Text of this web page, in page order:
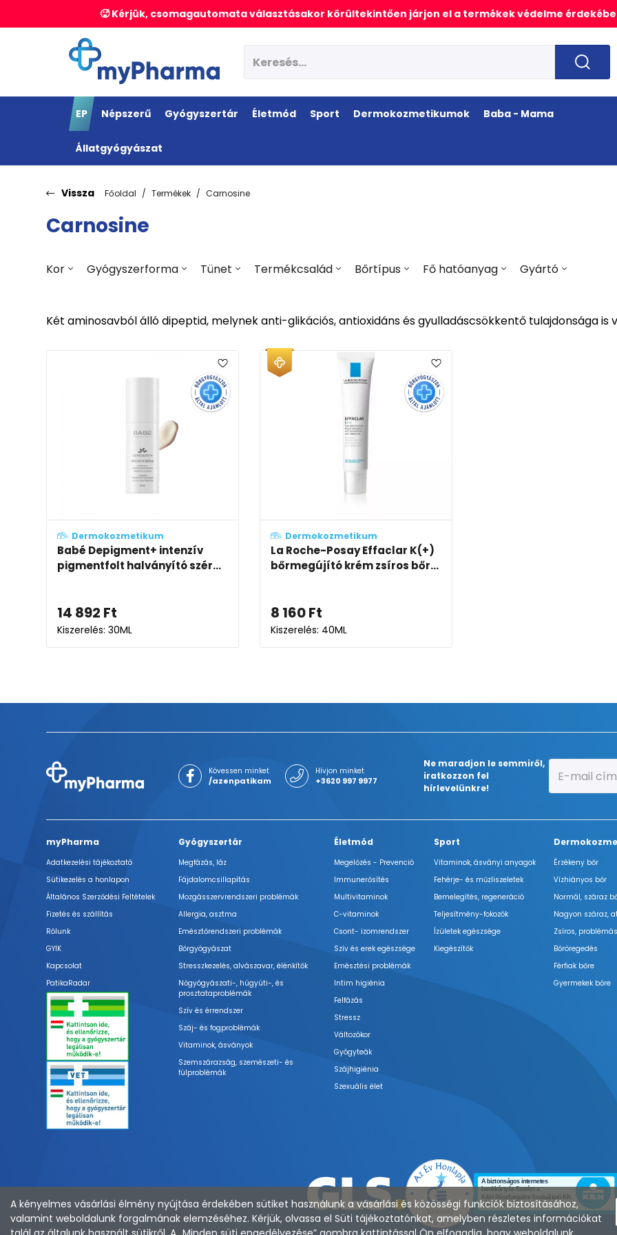
🥵 Kérjük, csomagautomata választásakor körültekintően járjon el a termékek védelme
EP Népszerű Gyógyszertár Életmód Sport Dermokozmetikumok Baba - Mama
Állatgyógyászat
Vissza Főoldal Termékek Carnosine
Carnosine
Kor Gyógyszerforma Tünet Termékcsalád Bőrtípus Fő hatóanyag Gyártó
Két aminosavból álló dipeptid, melynek anti-glikációs, antioxidáns és gyulladáscsökkentő tulajdonsága is
Dermokozmetikum
Babé Depigment+ intenzív
pigmentfolt halványító szér...
14 892 Ft
Kiszerelés: 30ML
Dermokozmetikum
La Roche-Posay Effaclar K(+)
bőrmegújító krém zsíros bőr...
8 160Ft
Kiszerelés: 40ML
Kövessen minket
/azenpatikam
Hívjon minket
+3620 997 9977
Ne maradjon le semmiről,
iratkozzon fel
hírlevelünkre!
myPharma
Adatkezelési tájékoztató
Sütikezelés a honlapon
Általános Szerződési Feltételek
Fizetés és szállítás
Rólunk
GYIK
Kapcsolat
PatikaRadar
Gyógyszertár
Megfázás, láz
Fájdalomcsillapítás
Mozgásszervrendszeri problémák
Allergia, asztma
Emésztőrendszeri problémák
Bőrgyógyászat
Stresszkezelés, alvászavar, élénkítők
Nőgyógyászati-, húgyúti-, és
prosztataproblémák
Szív és érrendszer
Száj- és fogproblémák
Vitaminok, ásványok
Szemszárazság, szemészeti- és
fülproblémák
Életmód
Megelőzés - Prevenció
Immunerősítés
Multivitaminok
C-vitaminok
Csont- izomrendszer
Szív és erek egészsége
Emésztési problémák
Intim higiénia
Felfázás
Stressz
Változókor
Gyógyteák
Szájhigiénia
Szexuális élet
Sport
Vitaminok, ásványi anyagok
Fehérje- és műzliszeletek
Bemelegítés, regeneráció
Teljesítmény-fokozók
Ízületek egészsége
Kiegészítők
Érzékeny bőr
Vízhiányos bőr
Normál, száraz
Nagyon száraz,
Zsíros,
Bőröregedés
Férfiak bőre
Gyermekek bőre
A kényelmes vásárlási élmény nyújtása érdekében sütiket használunk a vásárlási és közösségi funkciók biztosításához,
valamint weboldalunk forgalmának elemzéséhez. Kérjük, olvassa el Süti tájékoztatónkat, amelyben részletes információkat